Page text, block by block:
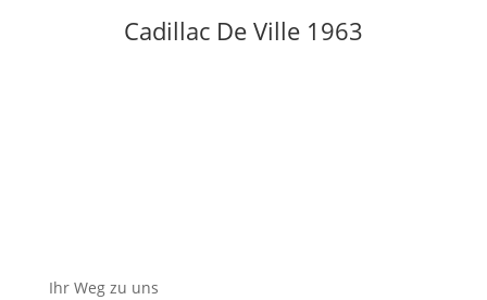
Cadillac De Ville 1963
Ihr Weg zu uns